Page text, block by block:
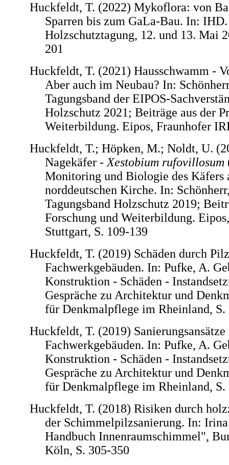
Huckfeldt, T. (2022) Mykoflora: von
Sparren bis zum GaLa-Bau. In:
Holzschutztagung, 12. und 13. Mai
201
Huckfeldt, T. (2021) Hausschwamm -
Aber auch im Neubau? In:
Tagungsband der EIPOS-
Holzschutz 2021; Beiträge aus der
Weiterbildung. Eipos, Fraunhofer
Huckfeldt, T.; Höpken, M.; Noldt, U.
Nagekäfer - Xestobium rufovillosum
Monitoring und Biologie des Käfers
norddeutschen Kirche. In:
Tagungsband Holzschutz 2019;
Forschung und Weiterbildung.
Stuttgart, S. 109-139
Huckfeldt, T. (2019) Schäden durch
Fachwerkgebäuden. In: Pufke, A.
Konstruktion - Schäden -
Gespräche zu Architektur und
für Denkmalpflege im Rheinland, S.
Huckfeldt, T. (2019)
Fachwerkgebäuden. In: Pufke, A.
Konstruktion - Schäden -
Gespräche zu Architektur und
für Denkmalpflege im Rheinland, S.
Huckfeldt, T. (2018) Risiken durch
der Schimmelpilzsanierung. In:
Handbuch Innenraumschimmel",
Köln, S. 305-350